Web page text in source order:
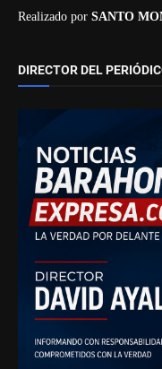
Realizado por SANTO
DIRECTOR DEL